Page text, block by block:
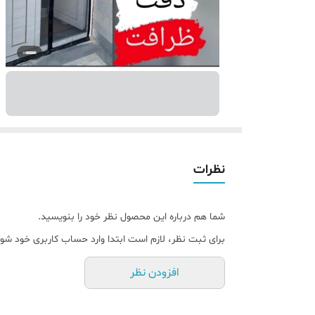
نظرات
شما هم درباره این محصول نظر خود را بنویسید.
برای ثبت نظر، لازم است ابتدا وارد حساب کاربری خود
افزودن نظر